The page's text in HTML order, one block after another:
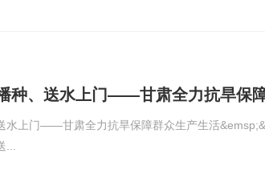
种、送水上门——甘肃全力抗旱保
水上门——甘肃全力抗旱保障群众生产生活